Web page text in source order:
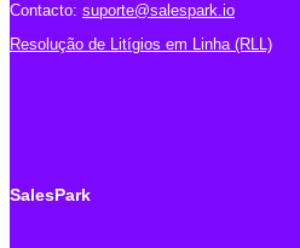
Contacto: suporte@salespark.io
Resolução de Litígios em Linha (RLL)
SalesPark